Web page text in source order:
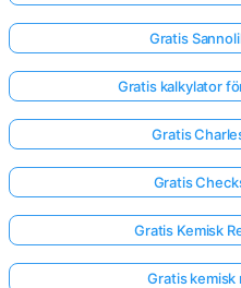
Gratis
Gratis kalkylator
Gratis
Gratis
Gratis Kemisk
Gratis